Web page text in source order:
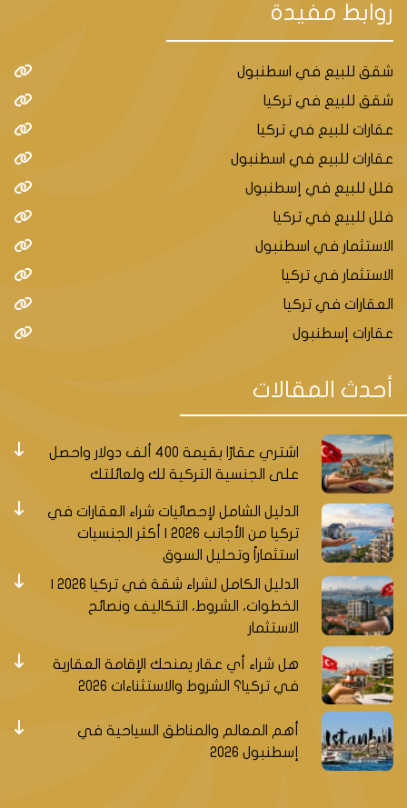
روابط مفيدة
شقق للبيع في اسطنبول
شقق للبيع في تركيا
عقارات للبيع في تركيا
عقارات للبيع في اسطنبول
فلل للبيع في إسطنبول
فلل للبيع في تركيا
الاستثمار في اسطنبول
الاستثمار في تركيا
العقارات في تركيا
عقارات إسطنبول
أحدث المقالات
اشتري عقارًا بقيمة 400 ألف دولار واحصل
على الجنسية التركية لك ولعائلتك
الدليل الشامل لإحصائيات شراء العقارات في
تركيا من الأجانب 2026 | أكثر الجنسيات
استثماراً وتحليل السوق
الخطوات، الشروط، التكاليف ونصائح
الاستثمار
هل شراء أي عقار يمنحك الإقامة العقارية
في تركيا؟ الشروط والاستثناءات 2026
أهم المعالم والمناطق السياحية في
إسطنبول 2026